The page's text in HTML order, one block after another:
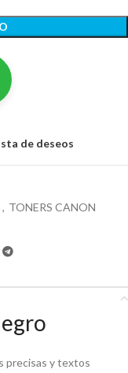
de deseos
, TONERS CANON
precisas y textos